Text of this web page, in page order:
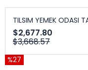
TILSIM YEMEK ODASI
$2,677.80
$3,668.57
%27